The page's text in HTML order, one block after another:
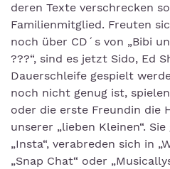
deren Texte verschrecken
Familienmitglied. Freuten
noch über CD´s von „Bibi
???“, sind es jetzt Sido, Ed
Dauerschleife gespielt
noch nicht genug ist,
oder die erste Freundin die
unserer „lieben Kleinen“.
„Insta“, verabreden sich in
„Snap Chat“ oder